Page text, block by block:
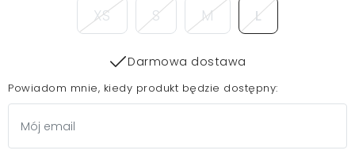
XS S M L
Darmowa dostawa
Powiadom mnie, kiedy produkt będzie dostępny: